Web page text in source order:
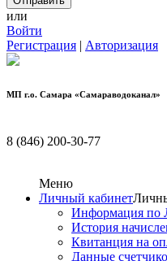
или
Войти
Регистрация | Авторизация
МП г.о. Самара «Самараводоканал»
8 (846) 200-30-77
Меню
Личный кабинет
Информация по
История
Квитанция на
Данные